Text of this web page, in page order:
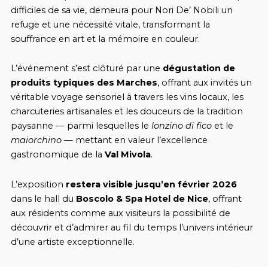
difficiles de sa vie, demeura pour Nori De’ Nobili un
refuge et une nécessité vitale, transformant la
souffrance en art et la mémoire en couleur.
L’événement s’est clôturé par une dégustation de
produits typiques des Marches, offrant aux invités un
véritable voyage sensoriel à travers les vins locaux, les
charcuteries artisanales et les douceurs de la tradition
paysanne — parmi lesquelles le lonzino di ficoet le
maiorchino — mettant en valeur l’excellence
gastronomique de la Val Mivola.
L’exposition restera visible jusqu’en février 2026
dans le hall du Boscolo & Spa Hotel de Nice, offrant
aux résidents comme aux visiteurs la possibilité de
découvrir et d’admirer au fil du temps l’univers intérieur
d’une artiste exceptionnelle.